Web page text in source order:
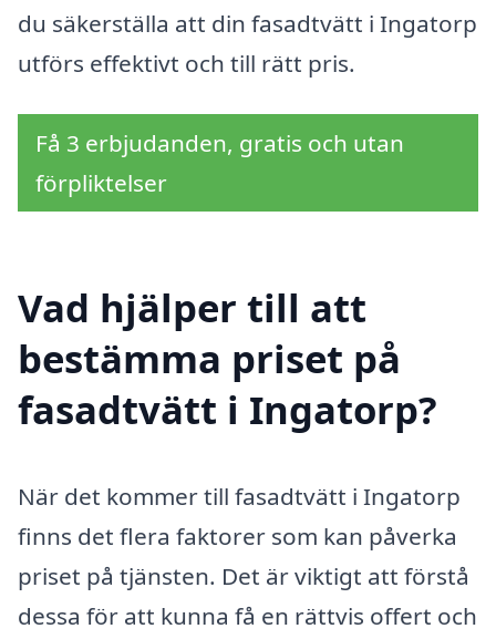
du säkerställa att din fasadtvätt i Ingatorp
utförs effektivt och till rätt pris.
Få 3 erbjudanden, gratis och utan
förpliktelser
Vad hjälper till att
bestämma priset på
fasadtvätt i Ingatorp?
När det kommer till fasadtvätt i Ingatorp
finns det flera faktorer som kan påverka
priset på tjänsten. Det är viktigt att förstå
dessa för att kunna få en rättvis offert och